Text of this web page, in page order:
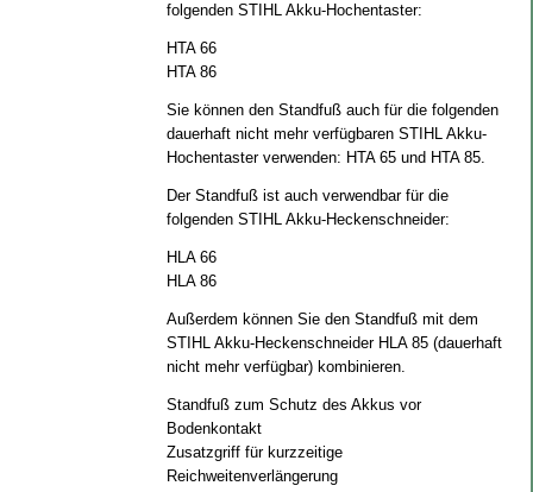
folgenden STIHL Akku-Hochentaster:
HTA 66
HTA 86
Sie können den Standfuß auch für die folgenden
dauerhaft nicht mehr verfügbaren STIHL Akku-
Hochentaster verwenden: HTA 65 und HTA 85.
Der Standfuß ist auch verwendbar für die
folgenden STIHL Akku-Heckenschneider:
HLA 66
HLA 86
Außerdem können Sie den Standfuß mit dem
STIHL Akku-Heckenschneider HLA 85 (dauerhaft
nicht mehr verfügbar) kombinieren.
Standfuß zum Schutz des Akkus vor
Bodenkontakt
Zusatzgriff für kurzzeitige
Reichweitenverlängerung